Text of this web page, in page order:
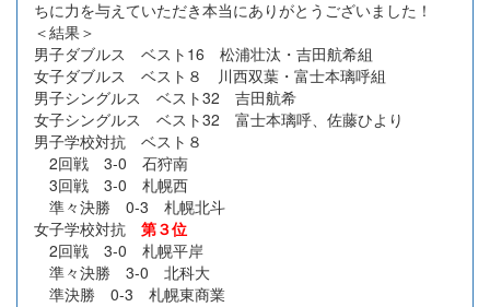
ちに力を与えていただき本当にありがとうございました！
＜結果＞
男子ダブルス ベスト16 松浦壮汰・吉田航希組
女子ダブルス ベスト８ 川西双葉・富士本璃呼組
男子シングルス ベスト32 吉田航希
女子シングルス ベスト32 富士本璃呼、佐藤ひより
男子学校対抗 ベスト８
2回戦 3-0 石狩南
3回戦 3-0 札幌西
準々決勝 0-3 札幌北斗
女子学校対抗 第３位
2回戦 3-0 札幌平岸
準々決勝 3-0 北科大
準決勝 0-3 札幌東商業